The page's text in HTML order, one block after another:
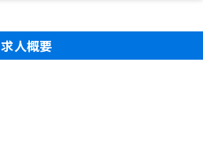
求人概要